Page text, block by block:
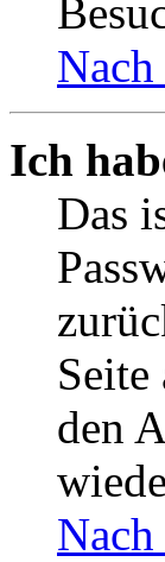
Nach
Ich
Das
den
Nach